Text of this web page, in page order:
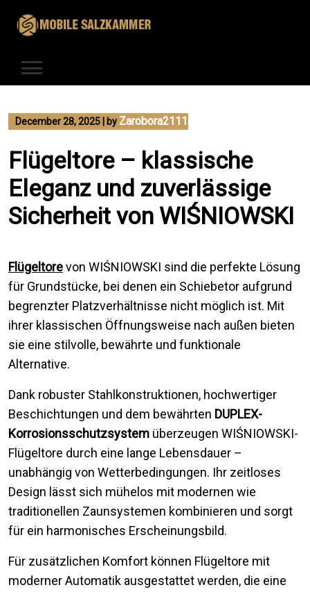
content
December 28, 2025 by Zarobora2111
Flügeltore – klassische
Eleganz und zuverlässige
Sicherheit von WIŚNIOWSKI
Flügeltorevon WIŚNIOWSKI sind die perfekte Lösung
für Grundstücke, bei denen ein Schiebetor aufgrund
begrenzter Platzverhältnisse nicht möglich ist. Mit
ihrer klassischen Öffnungsweise nach außen bieten
sie eine stilvolle, bewährte und funktionale
Alternative.
Dank robuster Stahlkonstruktionen, hochwertiger
Beschichtungen und dem bewährten DUPLEX-
Korrosionsschutzsystem überzeugen WIŚNIOWSKI-
Flügeltore durch eine lange Lebensdauer –
unabhängig von Wetterbedingungen. Ihr zeitloses
Design lässt sich mühelos mit modernen wie
traditionellen Zaunsystemen kombinieren und sorgt
für ein harmonisches Erscheinungsbild.
Für zusätzlichen Komfort können Flügeltore mit
moderner Automatik ausgestattet werden, die eine